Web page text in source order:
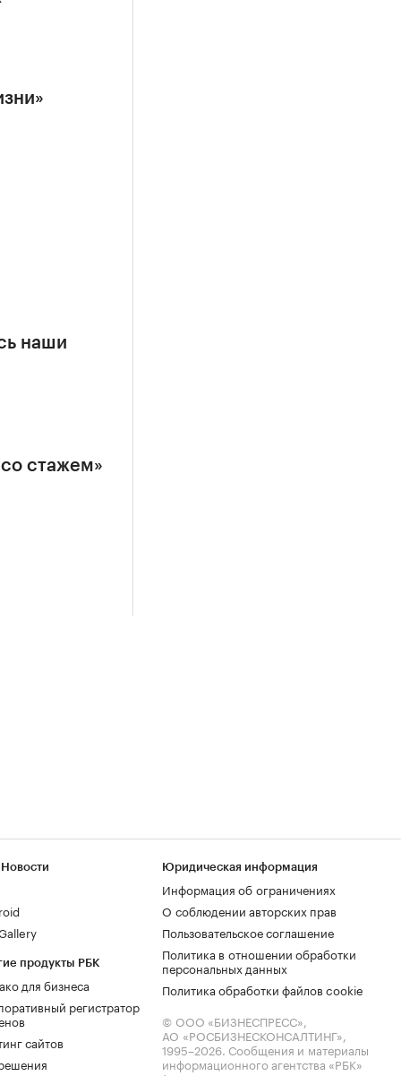
наши
стажем»
продукты РБК
для бизнеса
регистратор
сайтов
Юридическая информация
Информация об ограничениях
О соблюдении авторских прав
Пользовательское соглашение
Политика в отношении обработки
персональных данных
Политика обработки файлов cookie
© ООО «БИЗНЕСПРЕСС»,
АО «РОСБИЗНЕСКОНСАЛТИНГ»,
1995–2026. Сообщения и материалы
информационного агентства «РБК»